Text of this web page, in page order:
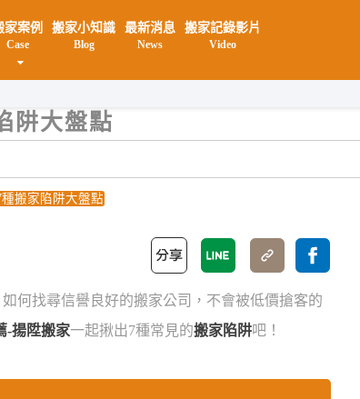
家案例
Case
搬家小知識
Blog
最新消息
News
搬家記錄影片
Video
阱大盤點
搬家陷阱大盤點
何找尋信譽良好的搬家公司，不會被低價搶客的
-揚陞搬家一起揪出7種常見的搬家陷阱吧！